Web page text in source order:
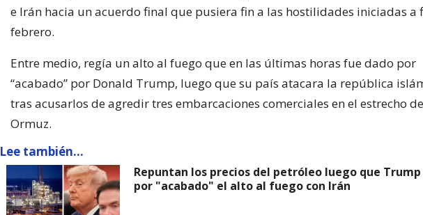
e Irán hacia un acuerdo final que pusiera fin a las hostilidades iniciadas a
febrero.
Entre medio, regía un alto al fuego que en las últimas horas fue dado por
“acabado” por Donald Trump, luego que su país atacara la república
tras acusarlos de agredir tres embarcaciones comerciales en el estrecho de
Ormuz.
Lee también...
Repuntan los precios del petróleo luego que
por "acabado" el alto al fuego con Irán